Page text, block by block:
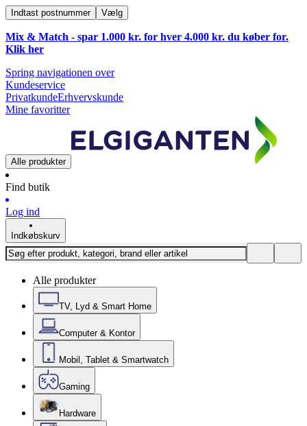
Indtast postnummer Vælg
Mix & Match - spar 1.000 kr. for hver 4.000 kr. du køber for.
Klik her
Spring navigationen over
Kundeservice
PrivatkundeErhvervskunde
Mine favoritter
Alle produkter
Find butik
Log ind
Indkøbskurv
Alle produkter
TV, Lyd & Smart Home
Computer & Kontor
Mobil, Tablet & Smartwatch
Gaming
Hardware